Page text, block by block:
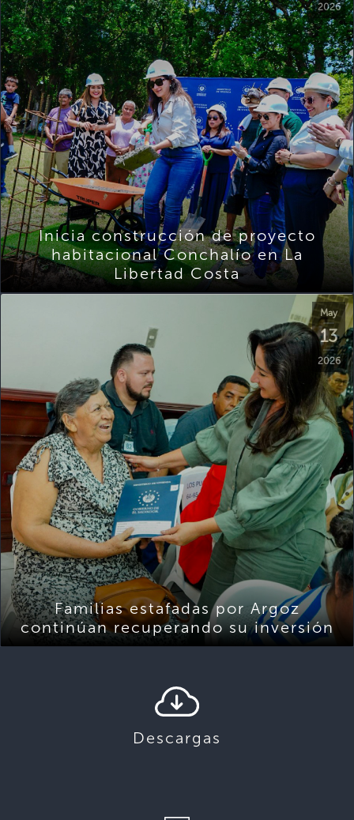
2026
Inicia construcción de proyecto
habitacional Conchalío en La
Libertad Costa
May
13
2026
Familias estafadas por Argoz
continúan recuperando su inversión
Descargas